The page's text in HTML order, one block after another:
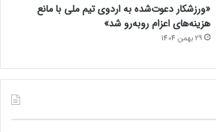
«ورزشکار دعوت‌شده به اردوی تیم ملی با مانع
هزینه‌های اعزام روبه‌رو شد»
29 بهمن 1404